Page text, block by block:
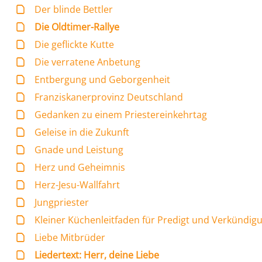
Der blinde Bettler
Die Oldtimer-Rallye
Die geflickte Kutte
Die verratene Anbetung
Entbergung und Geborgenheit
Franziskanerprovinz Deutschland
Gedanken zu einem Priestereinkehrtag
Geleise in die Zukunft
Gnade und Leistung
Herz und Geheimnis
Herz-Jesu-Wallfahrt
Jungpriester
Kleiner Küchenleitfaden für Predigt und
Liebe Mitbrüder
Liedertext: Herr, deine Liebe